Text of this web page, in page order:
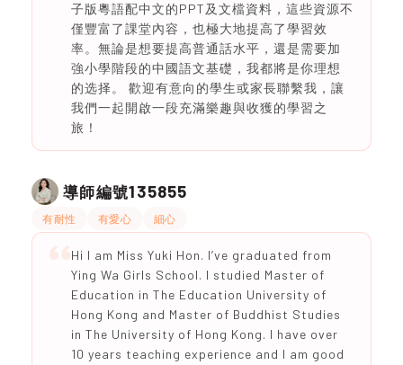
子版粵語配中文的PPT及文檔資料，這些資源不
僅豐富了課堂內容，也極大地提高了學習效
率。無論是想要提高普通話水平，還是需要加
強小學階段的中國語文基礎，我都將是你理想
的选择。 歡迎有意向的學生或家長聯繫我，讓
我們一起開啟一段充滿樂趣與收獲的學習之
旅！
導師編號135855
有耐性 有愛心 細心
Hi I am Miss Yuki Hon. I’ve graduated from
Ying Wa Girls School. I studied Master of
Education in The Education University of
Hong Kong and Master of Buddhist Studies
in The University of Hong Kong. I have over
10 years teaching experience and I am good